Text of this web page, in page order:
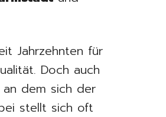
Jahrzehnten für
Doch auch
dem sich der
stellt sich oft